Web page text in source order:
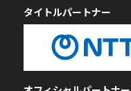
タイトルパートナー